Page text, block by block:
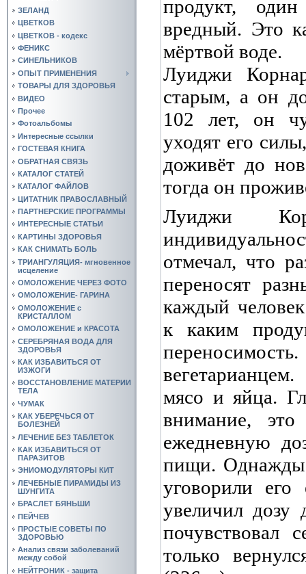
ЗЕЛАНД
ЦВЕТКОВ
ЦВЕТКОВ - кодекс
ФЕНИКС
СИНЕЛЬНИКОВ
ОПЫТ ПРИМЕНЕНИЯ
ТОВАРЫ ДЛЯ ЗДОРОВЬЯ
ВИДЕО
Прочее
Фотоальбомы
Интересные ссылки
ГОСТЕВАЯ КНИГА
ОБРАТНАЯ СВЯЗЬ
КАТАЛОГ СТАТЕЙ
КАТАЛОГ ФАЙЛОВ
ЦИТАТНИК ПРАВОСЛАВНЫЙ
ПАРТНЕРСКИЕ ПРОГРАММЫ
ИНТЕРЕСНЫЕ СТАТЬИ
КАРТИНЫ ЗДОРОВЬЯ
КАК СНИМАТЬ БОЛЬ
ТРИАНГУЛЯЦИЯ- мгновенное
исцеление
ОМОЛОЖЕНИЕ ЧЕРЕЗ ФОТО
ОМОЛОЖЕНИЕ- ГАРИНА
ОМОЛОЖЕНИЕ с
КРИСТАЛЛОМ
ОМОЛОЖЕНИЕ и КРАСОТА
СЕРЕБРЯНАЯ ВОДА ДЛЯ
ЗДОРОВЬЯ
КАК ИЗБАВИТЬСЯ ОТ
ИЗЖОГИ
ВОССТАНОВЛЕНИЕ МАТЕРИИ
ТЕЛА
ЧУМАК
КАК УБЕРЕЧЬСЯ ОТ
БОЛЕЗНЕЙ
ЛЕЧЕНИЕ БЕЗ ТАБЛЕТОК
КАК ИЗБАВИТЬСЯ ОТ
ПАРАЗИТОВ
ЭНИОМОДУЛЯТОРЫ КИТ
ЛЕЧЕБНЫЕ ПИРАМИДЫ ИЗ
ШУНГИТА
БРАСЛЕТ БЯНЬШИ
ПЕЙЧЕВ
ПРОСТЫЕ СОВЕТЫ ПО
ЗДОРОВЬЮ
Анализ связи заболеваний
между собой
НЕЙТРОНИК - защита
продукт,
вредный. Это
мёртвой воде.
Луиджи
старым, а он
102 лет, он
уходят его
доживёт до
тогда он
Луиджи
отмечал, что
переносят
каждый
к каким
мясо и яйца.
внимание,
ежедневную
пищи. Однажды
уговорили
увеличил
почувствовал
только